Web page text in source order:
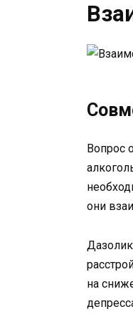
Вопрос
они
на